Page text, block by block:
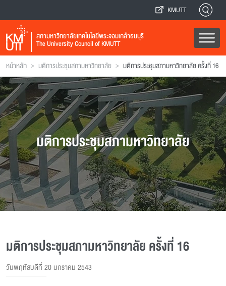
KMUTT
สภามหาวิทยาลัยเทคโนโลยีพระจอมเกล้าธนบุรี
The University Council of KMUTT
หน้าหลัก > มติการประชุมสภามหาวิทยาลัย > มติการประชุมสภามหาวิทยาลัย ครั้งที่ 16
มติการประชุมสภามหาวิทยาลัย
มติการประชุมสภามหาวิทยาลัย ครั้งที่ 16
วันพฤหัสบดีที่ 20 มกราคม 2543